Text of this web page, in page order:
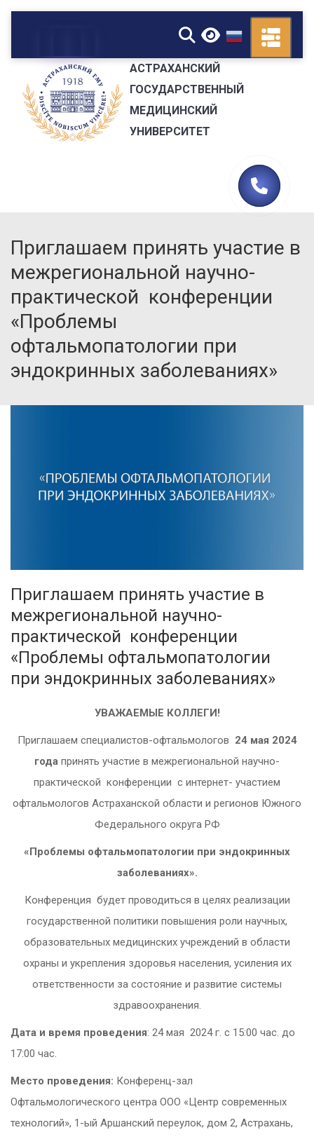
▼
АСТРАХАНСКИЙ
ГОСУДАРСТВЕННЫЙ
МЕДИЦИНСКИЙ
УНИВЕРСИТЕТ
Приглашаем принять участие в
межрегиональной научно-
практической конференции
«Проблемы
офтальмопатологии при
эндокринных заболеваниях»
Приглашаем принять участие в
межрегиональной научно-
практической конференции
«Проблемы офтальмопатологии
при эндокринных заболеваниях»
УВАЖАЕМЫЕ КОЛЛЕГИ!
Приглашаем специалистов-офтальмологов 24 мая 2024
года принять участие в межрегиональной научно-
практической конференции c интернет- участием
офтальмологов Астраханской области и регионов Южного
Федерального округа РФ
«Проблемы офтальмопатологии при эндокринных
заболеваниях».
Конференция будет проводиться в целях реализации
государственной политики повышения роли научных,
образовательных медицинских учреждений в области
охраны и укрепления здоровья населения, усиления их
ответственности за состояние и развитие системы
здравоохранения.
Дата и время проведения: 24 мая 2024 г. с 15:00 час. до
17:00 час.
Место проведения: Конференц-зал
Офтальмологического центра ООО «Центр современных
технологий», 1-ый Аршанский переулок, дом 2, Астрахань,